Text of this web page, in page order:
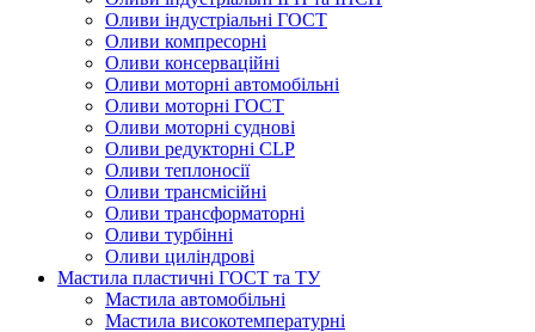
Оливи індустріальні ГОСТ
Оливи компресорні
Оливи консерваційні
Оливи моторні автомобільні
Оливи моторні ГОСТ
Оливи моторні суднові
Оливи редукторні CLP
Оливи теплоносії
Оливи трансмісійні
Оливи трансформаторні
Оливи турбінні
Оливи циліндрові
Мастила пластичні ГОСТ та ТУ
Мастила автомобільні
Мастила високотемпературні